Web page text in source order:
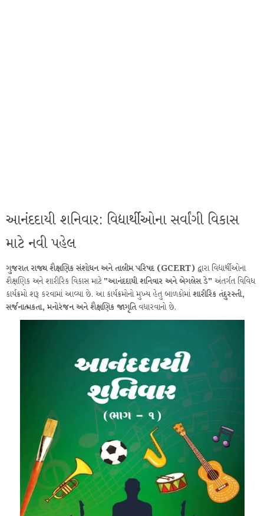
આનંદદાયી શનિવાર: વિદ્યાર્થીઓના સર્વાંગી વિકાસ
માટે નવી પહેલ
ગુજરાત રાજ્ય શૈક્ષણિક સંશોધન અને તાલીમ પરિષદ (GCERT) દ્વારા વિદ્યાર્થીઓના
શૈક્ષણિક અને શારીરિક વિકાસ માટે "આનંદદાયી શનિવાર અને બેગલેસ ડે" અંતર્ગત વિવિધ
કાર્યક્રમો શરૂ કરવામાં આવ્યા છે. આ કાર્યક્રમોનો મુખ્ય હેતુ બાળકોમાંશારીરિક તંદુરસ્તી,
સર્જનાત્મકતા, મનોરંજન અને શૈક્ષણિક જાગૃતિવધારવાનો છે.